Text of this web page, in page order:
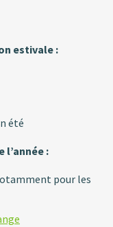
estivale :
été
l’année :
pour les